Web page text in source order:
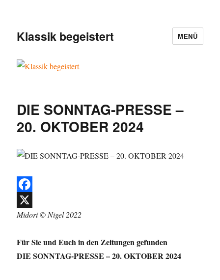
Klassik begeistert MENÜ
DIE SONNTAG-PRESSE –
20. OKTOBER 2024
F
a
e
X
Midori © Nigel 2022
Für Sie und Euch in den Zeitungen gefunden
DIE SONNTAG-PRESSE – 20. OKTOBER 2024